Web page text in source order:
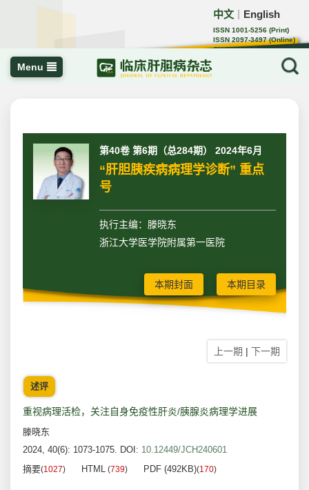
中文 English
ISSN 1001-5256 (Print)
ISSN 2097-3497 (Online)
CN 22-1108/R
Menu
第40卷 第6期（总284期） 2024年6月
“肝胆胰疾病病理学诊断” 重点
号
执行主编：滕晓东
浙江大学医学院附属第一医院
本期封面 本期目录
上一期 | 下一期
述评
重视病理活检，关注自身免疫性肝炎/胰腺炎病理学进展
滕晓东
2024, 40(6): 1073-1075. DOI: 10.12449/JCH240601
摘要(1027) HTML (739) PDF (492KB)(170)